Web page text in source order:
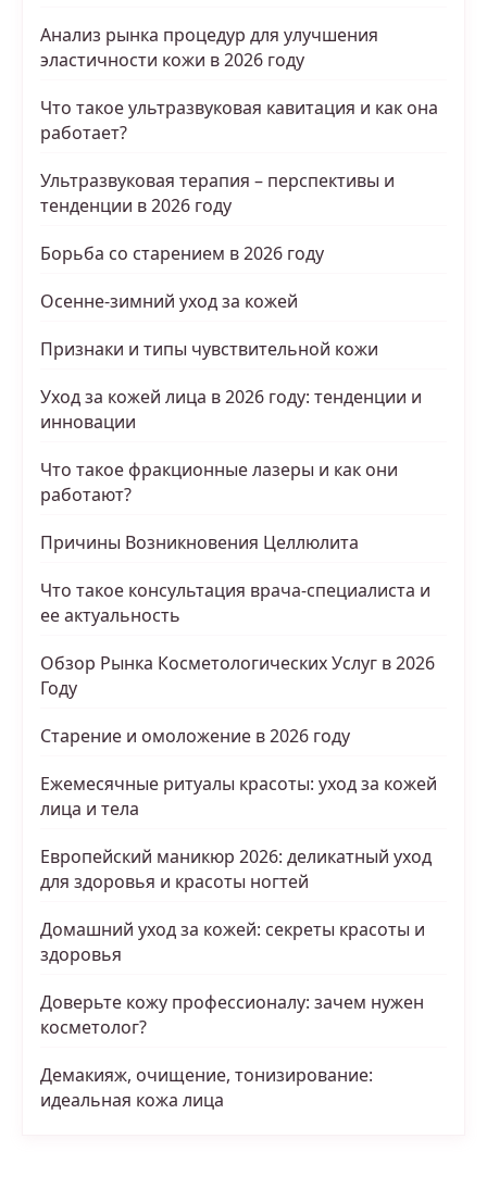
Анализ рынка процедур для улучшения
эластичности кожи в 2026 году
Что такое ультразвуковая кавитация и как она
работает?
Ультразвуковая терапия – перспективы и
тенденции в 2026 году
Борьба со старением в 2026 году
Осенне-зимний уход за кожей
Признаки и типы чувствительной кожи
Уход за кожей лица в 2026 году: тенденции и
инновации
Что такое фракционные лазеры и как они
работают?
Причины Возникновения Целлюлита
Что такое консультация врача-специалиста и
ее актуальность
Обзор Рынка Косметологических Услуг в 2026
Году
Старение и омоложение в 2026 году
Ежемесячные ритуалы красоты: уход за кожей
лица и тела
Европейский маникюр 2026: деликатный уход
для здоровья и красоты ногтей
Домашний уход за кожей: секреты красоты и
здоровья
Доверьте кожу профессионалу: зачем нужен
косметолог?
Демакияж, очищение, тонизирование:
идеальная кожа лица